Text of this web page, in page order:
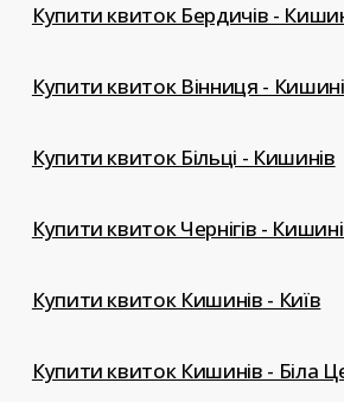
Купити квиток Бердичів -
Купити квиток Вінниця -
Купити квиток Більці - Кишинів
Купити квиток Чернігів -
Купити квиток Кишинів - Київ
Купити квиток Кишинів - Біла